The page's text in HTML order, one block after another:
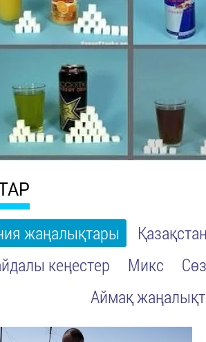
жаңалықтары
кеңестер
Микс
Аймақ